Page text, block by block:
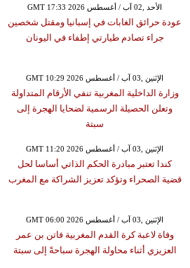
GMT 17:33 2026 الأحد ,02 آب / أغسطس
عودة حرائق الغابات في إسبانيا ومقتل شخصين
جراء تصادم طيارتي إطفاء في اليونان
GMT 10:29 2026 الإثنين ,03 آب / أغسطس
وزارة الداخلية المغربية تنفي الأرقام المتداولة
وتعلن الحصيلة الرسمية لضحايا الهجرة إلى
سبتة
GMT 11:20 2026 الإثنين ,03 آب / أغسطس
كندا تعتبر مبادرة الحكم الذاتي أساسا لحل
قضية الصحراء وتؤكد تعزيز الشراكة مع المغرب
GMT 06:00 2026 الإثنين ,03 آب / أغسطس
وفاة لاعبة كرة القدم المغربية فاتن بن عمر
العزيزي أثناء محاولة الهجرة سباحةً إلى سبتة